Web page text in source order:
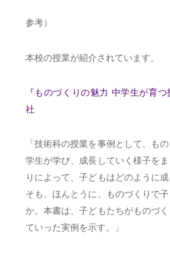
参考）
本校の授業が紹介されています。
『ものづくりの魅力 中学生が育
社
「技術科の授業を事例として、も
学生が学び、成長していく様子を
りによって、子どもはどのように
そも、ほんとうに、ものづくりで
か。本書は、子どもたちがものづ
ていった実例を示す。」